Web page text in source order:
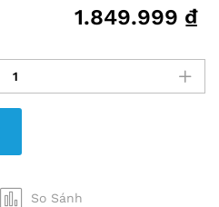
1.849.999 ₫
So Sánh